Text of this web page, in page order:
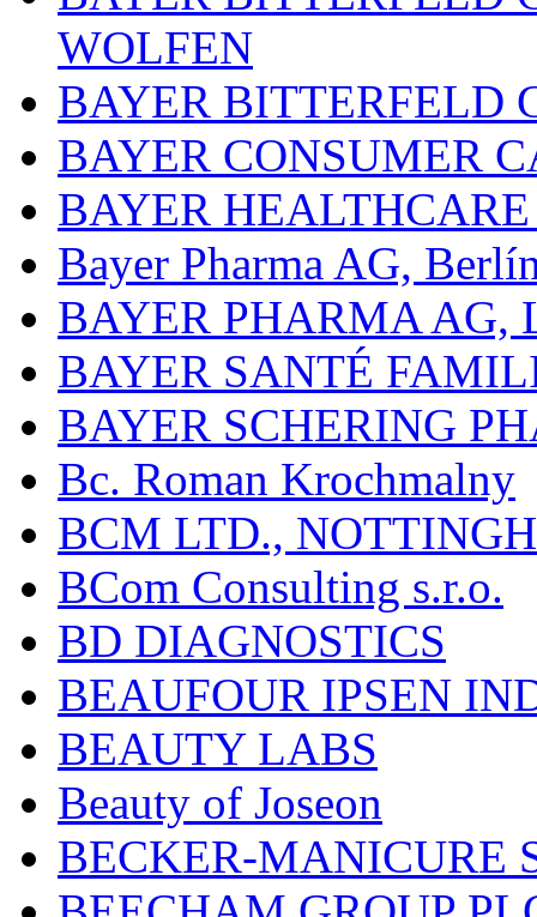
WOLFEN
BAYER BITTERFELD
BAYER CONSUMER
BAYER
Bayer Pharma AG,
BAYER PHARMA AG,
BAYER SANTÉ
BAYER SCHERING
Bc. Roman Krochmalny
BCM LTD.,
BCom Consulting s.r.o.
BD DIAGNOSTICS
BEAUFOUR IPSEN
BEAUTY LABS
Beauty of Joseon
BECKER-MANICURE